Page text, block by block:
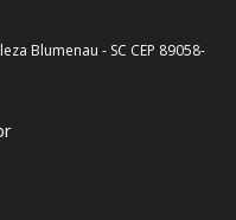
Blumenau - SC CEP 89058-